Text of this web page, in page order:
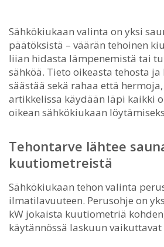
Sähkökiukaan valinta on yksi
päätöksistä – väärän tehoinen
liian hidasta lämpenemistä tai
sähköä. Tieto oikeasta tehosta
säästää sekä rahaa että
artikkelissa käydään läpi kaikki
oikean sähkökiukaan
Tehontarve lähtee
kuutiometreistä
Sähkökiukaan tehon valinta
ilmatilavuuteen. Perusohje on
kW jokaista kuutiometriä
käytännössä laskuun